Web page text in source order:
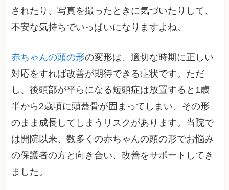
されたり、写真を撮ったときに気づいたりして、
不安な気持ちでいっぱいになりますよね。
赤ちゃんの頭の形の変形は、適切な時期に正しい
対応をすれば改善が期待できる症状です。ただ
し、後頭部が平らになる短頭症は放置すると1歳
半から2歳頃に頭蓋骨が固まってしまい、その形
のまま成長してしまうリスクがあります。当院で
は開院以来、数多くの赤ちゃんの頭の形でお悩み
の保護者の方と向き合い、改善をサポートしてき
ました。